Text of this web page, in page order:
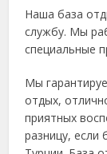
Наша база
службу. Мы
специальные
Мы
отдых,
приятных
разницу,